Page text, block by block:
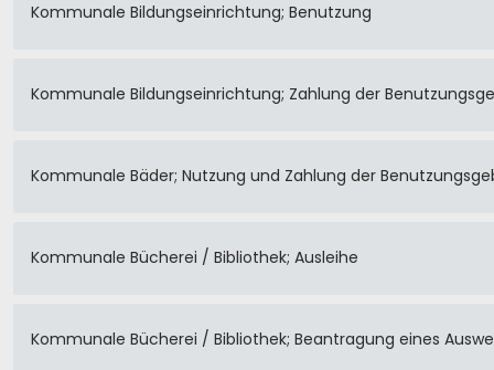
Kommunale Bildungseinrichtung; Benutzung
Kommunale Bildungseinrichtung; Zahlung der
Kommunale Bäder; Nutzung und Zahlung der
Kommunale Bücherei / Bibliothek; Ausleihe
Kommunale Bücherei / Bibliothek; Beantragung eines